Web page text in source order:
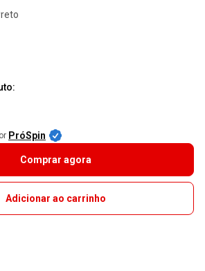
preto
PróSpin
Comprar agora
Adicionar ao carrinho